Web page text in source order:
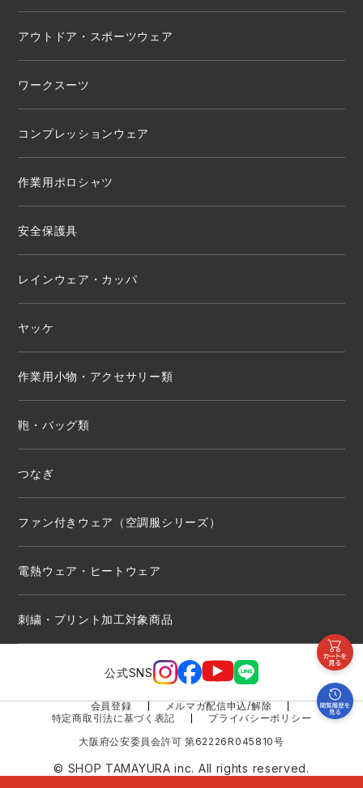
アウトドア・スポーツウェア
ワークスーツ
コンプレッションウェア
作業用ポロシャツ
安全保護具
レインウェア・カッパ
ヤッケ
作業用小物・アクセサリー類
鞄・バッグ類
つなぎ
ファン付きウェア（空調服シリーズ）
電熱ウェア・ヒートウェア
刺繍・プリント加工対象商品
公式SNS
会員登録
メルマガ配信申込/解除
特定商取引法に基づく表記
プライバシーポリシー
大阪府公安委員会許可 第62226R045810号
© SHOP TAMAYURA inc. All rights reserved.